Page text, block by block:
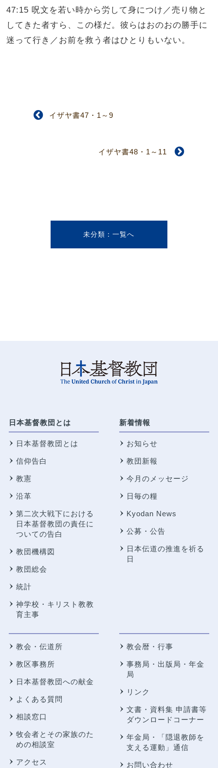
47:15 呪文を若い時から労して身につけ／売り物と
してきた者すら、この様だ。彼らはおのおの勝手に
迷って行き／お前を救う者はひとりもいない。
イザヤ書47・1～9
イザヤ書48・1～11
未分類
日本基督教団とは
日本基督教団とは
信仰告白
教憲
沿革
第二次大戦下における
日本基督教団の責任に
ついての告白
教団機構図
教団総会
統計
神学校・キリスト教教
育主事
新着情報
お知らせ
教団新報
今月のメッセージ
日毎の糧
Kyodan News
公募・公告
日本伝道の推進を祈る
日
教会・伝道所
教区事務所
日本基督教団への献金
よくある質問
相談窓口
牧会者とその家族のた
めの相談室
アクセス
教会暦・行事
事務局・出版局・年金
局
リンク
文書・資料集 申請書等
ダウンロードコーナー
年金局・
「隠退教師を
支える運動」通信
お問い合わせ